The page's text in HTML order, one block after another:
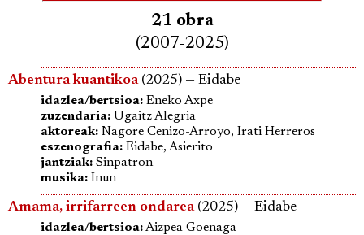
21 obra
(2007-2025)
Abentura kuantikoa(2025) — Eidabe
idazlea/bertsioa: Eneko Axpe
zuzendaria: Ugaitz Alegria
aktoreak: Nagore Cenizo-Arroyo, Irati Herreros
eszenografia: Eidabe, Asierito
jantziak: Sinpatron
musika: Inun
Amama, irrifarreen ondarea(2025) — Eidabe
idazlea/bertsioa:Aizpea Goenaga